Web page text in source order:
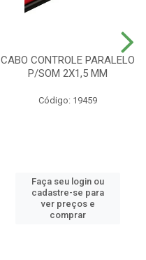
CABO CONTROLE PARALELO
P/SOM 2X1,5 MM
Código: 19459
Faça seu login ou
cadastre-se para
ver preços e
comprar